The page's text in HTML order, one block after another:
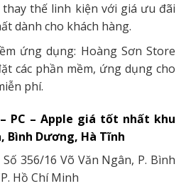
thế linh kiện với giá ưu đãi
dành cho khách hàng.
ứng dụng: Hoàng Sơn Store
các phần mềm, ứng dụng cho
phí.
PC – Apple giá tốt nhất khu
Bình Dương, Hà Tĩnh
Số 356/16 Võ Văn Ngân, P. Bình
Hồ Chí Minh